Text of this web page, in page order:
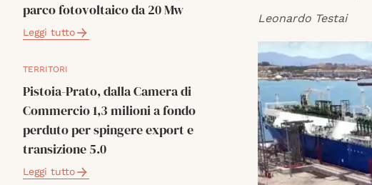
parco fotovoltaico da 20 Mw
Leggi tutto
TERRITORI
Pistoia-Prato, dalla Camera di
Commercio 1,3 milioni a fondo
perduto per spingere export e
transizione 5.0
Leggi tutto
Leonardo Testai